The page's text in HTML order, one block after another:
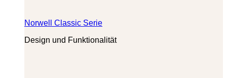
Norwell Classic Serie
Design und Funktionalität